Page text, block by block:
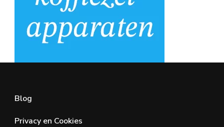
Blog
Privacy en Cookies